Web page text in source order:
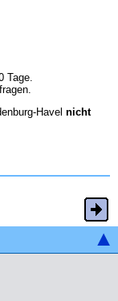
Tage.
Havel nicht